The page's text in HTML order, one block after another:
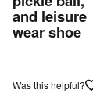
5
and leisure
wear shoe
Was this helpful?